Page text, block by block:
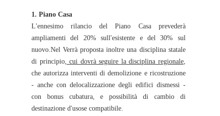
1. Piano Casa
L'ennesimo rilancio del Piano Casa prevederà
ampliamenti del 20% sull'esistente e del 30% sul
nuovo.Nel Verrà proposta inoltre una disciplina statale
di principio, cui dovrà seguire la disciplina regionale,
che autorizza interventi di demolizione e ricostruzione
- anche con delocalizzazione degli edifici dismessi -
con bonus cubatura, e possibilità di cambio di
destinazione d'usose compatibile.